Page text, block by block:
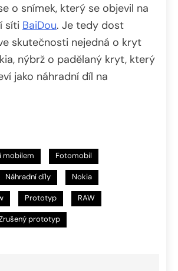
o snímek, který se objevil na
síti BaiDou. Je tedy dost
skutečnosti nejedná o kryt
nýbrž o padělaný kryt, který
jako náhradní díl na
mobilem Fotomobil
Náhradní díly Nokia
Prototyp RAW
prototyp